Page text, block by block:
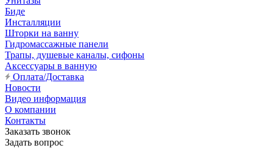
Биде
Инсталляции
Шторки на ванну
Гидромассажные панели
Трапы, душевые каналы, сифоны
Аксессуары в ванную
Оплата/Доставка
Новости
Видео информация
О компании
Контакты
Заказать звонок
Задать вопрос